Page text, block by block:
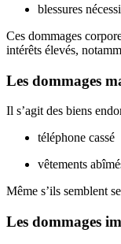
blessures
Ces dommages
intérêts élevés,
Les dommages
Il s’agit des biens
téléphone cassé
vêtements
Même s’ils semblent
Les dommages